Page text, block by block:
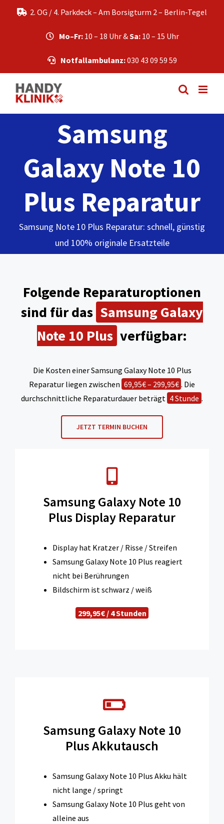
2. OG / 4. Parkdeck – Am Borsigturm 2 – Berlin-Tegel
Mo–Fr:10 – 18 Uhr &Sa:10 – 15 Uhr
Notfallambulanz:030 43 09 59 59
Samsung
Galaxy Note 10
Plus Reparatur
Samsung Note 10 Plus Reparatur: schnell, günstig
und 100% originale Ersatzteile
Folgende Reparaturoptionen
sind für das Samsung Galaxy
Note 10 Plus verfügbar:
Die Kosten einer Samsung Galaxy Note 10 Plus
Reparatur liegen zwischen 69,95€ – 299,95€ . Die
durchschnittliche Reparaturdauer beträgt 4 Stunde .
JETZT TERMIN BUCHEN
Samsung Galaxy Note 10
Plus Display Reparatur
Display hat Kratzer / Risse / Streifen
Samsung Galaxy Note 10 Plus reagiert
nicht bei Berührungen
Bildschirm ist schwarz / weiß
299,95€ / 4 Stunden
Samsung Galaxy Note 10
Plus Akkutausch
Samsung Galaxy Note 10 Plus Akku hält
nicht lange / springt
Samsung Galaxy Note 10 Plus geht von
alleine aus